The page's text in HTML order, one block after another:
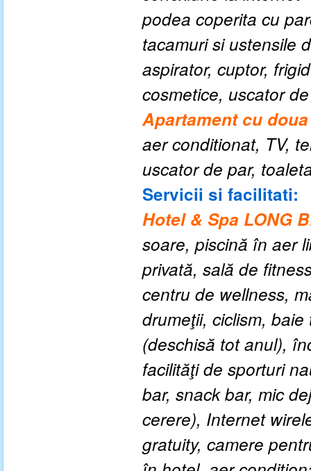
podea coperita cu
tacamuri si ustensile
aspirator, cuptor,
cosmetice, uscator
Apartament cu
aer conditionat, TV,
uscator de par,
Servicii si facilitati:
Hotel & Spa LONG
soare, piscină în aer
privată, sală de
centru de wellness,
drumeţii, ciclism,
(deschisă tot anul),
facilităţi de sporturi
bar, snack bar, mic
cerere), Internet
gratuity, camere